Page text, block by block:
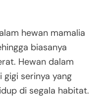
hewan mamalia
biasanya
Hewan dalam
serinya yang
di segala habitat.